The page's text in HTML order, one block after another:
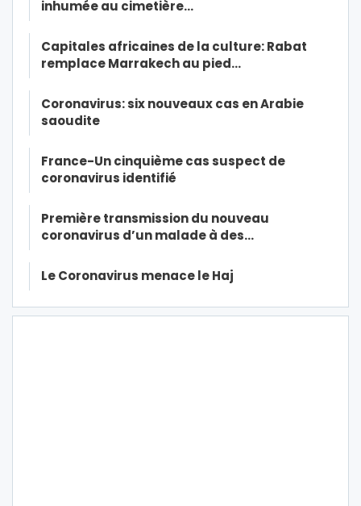
inhumée au cimetière…
Capitales africaines de la culture: Rabat
remplace Marrakech au pied…
Coronavirus: six nouveaux cas en Arabie
saoudite
France-Un cinquième cas suspect de
coronavirus identifié
Première transmission du nouveau
coronavirus d’un malade à des…
Le Coronavirus menace le Haj